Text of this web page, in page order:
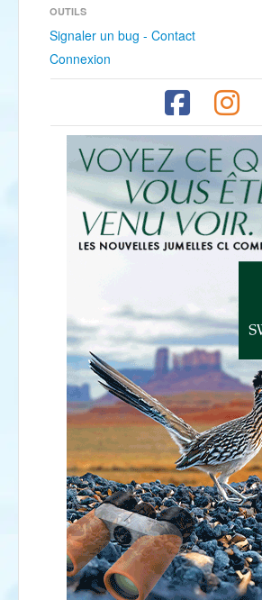
OUTILS
Signaler un bug - Contact
Connexion